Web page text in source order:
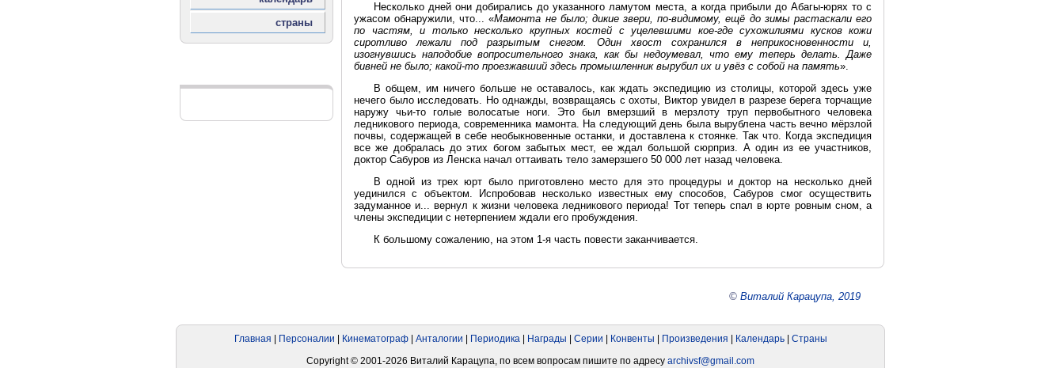
Несколько дней они добирались до указанного ламутом места, а когда прибыли до Абагы-юрях то с
ужасом обнаружили, что... «Мамонта не было; дикие звери, по-видимому, ещё до зимы растаскали его
по частям, и только несколько крупных костей с уцелевшими кое-где сухожилиями кусков кожи
сиротливо лежали под разрытым снегом. Один хвост сохранился в неприкосновенности и,
изогнувшись наподобие вопросительного знака, как бы недоумевал, что ему теперь делать. Даже
бивней не было; какой-то проезжавший здесь промышленник вырубил их и увёз с собой на память».
В общем, им ничего больше не оставалось, как ждать экспедицию из столицы, которой здесь уже
нечего было исследовать. Но однажды, возвращаясь с охоты, Виктор увидел в разрезе берега торчащие
наружу чьи-то голые волосатые ноги. Это был вмерзший в мерзлоту труп первобытного человека
ледникового периода, современника мамонта. На следующий день была вырублена часть вечно мёрзлой
почвы, содержащей в себе необыкновенные останки, и доставлена к стоянке. Так что. Когда экспедиция
все же добралась до этих богом забытых мест, ее ждал большой сюрприз. А один из ее участников,
доктор Сабуров из Ленска начал оттаивать тело замерзшего 50 000 лет назад человека.
В одной из трех юрт было приготовлено место для это процедуры и доктор на несколько дней
уединился с объектом. Испробовав несколько известных ему способов, Сабуров смог осуществить
задуманное и... вернул к жизни человека ледникового периода! Тот теперь спал в юрте ровным сном, а
члены экспедиции с нетерпением ждали его пробуждения.
К большому сожалению, на этом 1-я часть повести заканчивается.
© Виталий Карацупа, 2019